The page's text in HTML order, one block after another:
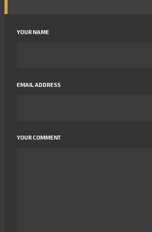
YOUR NAME
EMAIL ADDRESS
YOUR COMMENT